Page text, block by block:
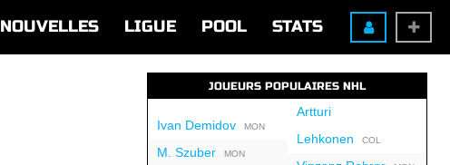
NOUVELLES LIGUE POOL STATS
JOUEURS POPULAIRES NHL
Ivan DemidovMON
M. SzuberMON
Artturi
Lehkonen COL